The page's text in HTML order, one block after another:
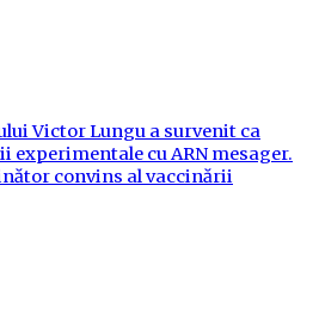
Victor Lungu a survenit ca
experimentale cu ARN mesager.
convins al vaccinării